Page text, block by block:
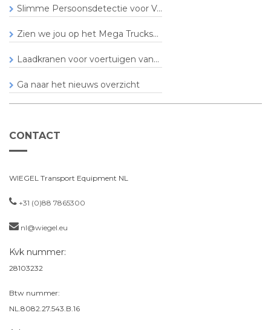
Slimme Persoonsdetectie voor V...
Zien we jou op het Mega Trucks...
Laadkranen voor voertuigen van...
Ga naar het nieuws overzicht
CONTACT
WIEGEL Transport Equipment NL
+31 (0)88 7865300
nl@wiegel.eu
Kvk nummer:
28103232
Btw nummer:
NL.8082.27.543.B.16